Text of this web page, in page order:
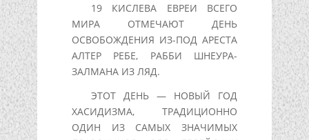
19 КИСЛЕВА ЕВРЕИ ВСЕГО
МИРА ОТМЕЧАЮТ ДЕНЬ
ОСВОБОЖДЕНИЯ ИЗ-ПОД АРЕСТА
АЛТЕР РЕБЕ, РАББИ ШНЕУРА-
ЗАЛМАНА ИЗ ЛЯД.
ЭТОТ ДЕНЬ — НОВЫЙ ГОД
ХАСИДИЗМА, ТРАДИЦИОННО
ОДИН ИЗ САМЫХ ЗНАЧИМЫХ